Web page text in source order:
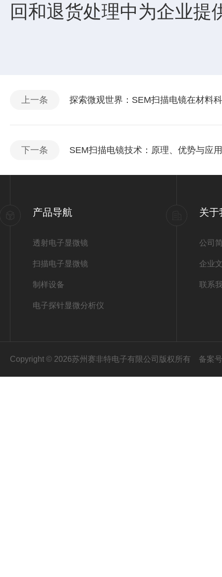
回和退货处理中为企业提
上一条 探索微观世界：SEM扫描电镜在材料
下一条 SEM扫描电镜技术：原理、优势与应用
产品导航
透射电子显微镜
扫描电子显微镜
制样设备
电子探针显微分析仪
关于
公司
企业
联系
Copyright © 2026苏州赛非特电子有限公司版权所有 备案